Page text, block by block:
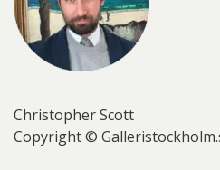
Christopher Scott
Copyright ©